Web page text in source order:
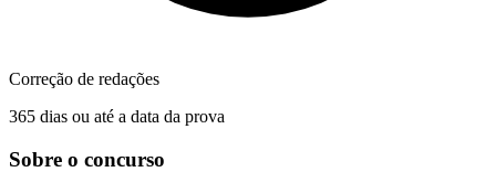
Correção de redações
365 dias ou até a data da prova
Sobre o concurso